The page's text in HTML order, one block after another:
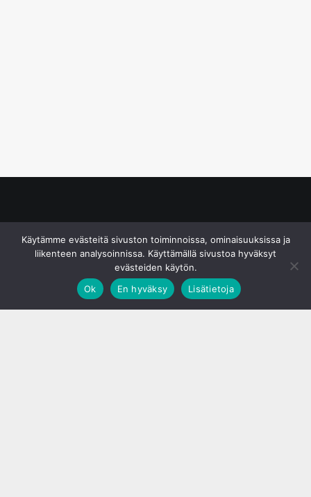
Käytämme evästeitä sivuston toiminnoissa, ominaisuuksissa ja
liikenteen analysoinnissa. Käyttämällä sivustoa hyväksyt
evästeiden käytön.
Ok
En hyväksy Lisätietoja